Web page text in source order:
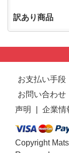
訳あり商品
お支払い手段
お問い合わせ
声明
企業情
Copyright